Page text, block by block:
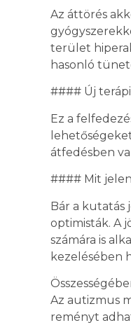
Az áttörés
terület
hasonló
#### Új
Ez a
átfedésben
#### Mit
Bár a kutatás
optimisták. A
számára is
kezelésében
Az autizmus
reményt